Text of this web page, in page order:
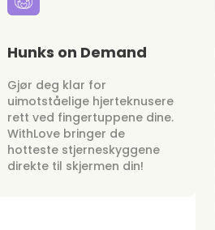
Hunks on Demand
Gjør deg klar for
uimotståelige hjerteknusere
rett ved fingertuppene dine.
WithLove bringer de
hotteste stjerneskyggene
direkte til skjermen din!